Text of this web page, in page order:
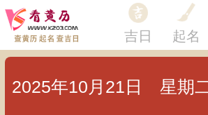
吉日 起名
2025年10月21日 星期